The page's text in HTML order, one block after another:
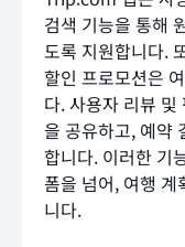
검색 기능을 통해
도록 지원합니다.
할인 프로모션은
다. 사용자 리뷰 및
을 공유하고, 예약
합니다. 이러한 기
폼을 넘어, 여행 계
니다.